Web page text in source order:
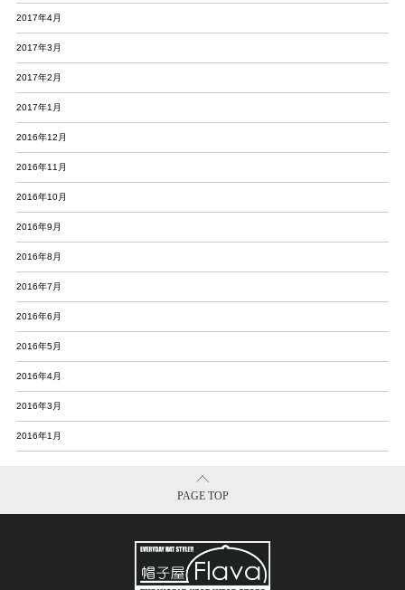
2017年4月
2017年3月
2017年2月
2017年1月
2016年12月
2016年11月
2016年10月
2016年9月
2016年8月
2016年7月
2016年6月
2016年5月
2016年4月
2016年3月
2016年1月
PAGE TOP